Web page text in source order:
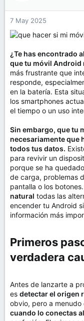
r
d
e
l
t
e
m
a
n
7 May 2025
¿Te has encontrado
que tu móvil Android
más frustrante que
responde,
en la batería. Esta
los smartphones
el tiempo o un uso
Sin embargo, que tu
necesariamente que
todos tus datos.
para revivir un
porque se ha
de carga, problemas
pantalla o los
natural todas las
encender tu Android
información más
Primeros
verdadera
Antes de lanzarte a
es detectar el origen
obvio, pero a
cuando lo conectas